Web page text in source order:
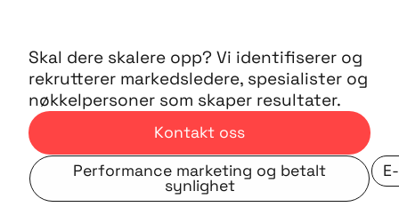
Skal dere skalere opp? Vi identifiserer og
rekrutterer markedsledere, spesialister og
nøkkelpersoner som skaper resultater.
Kontakt oss
Performance marketing og betalt
synlighet